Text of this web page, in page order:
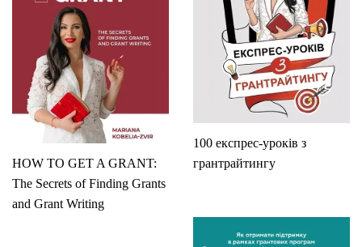
100 експрес-уроків з
грантрайтингу
HOW TO GET A GRANT:
The Secrets of Finding Grants
and Grant Writing